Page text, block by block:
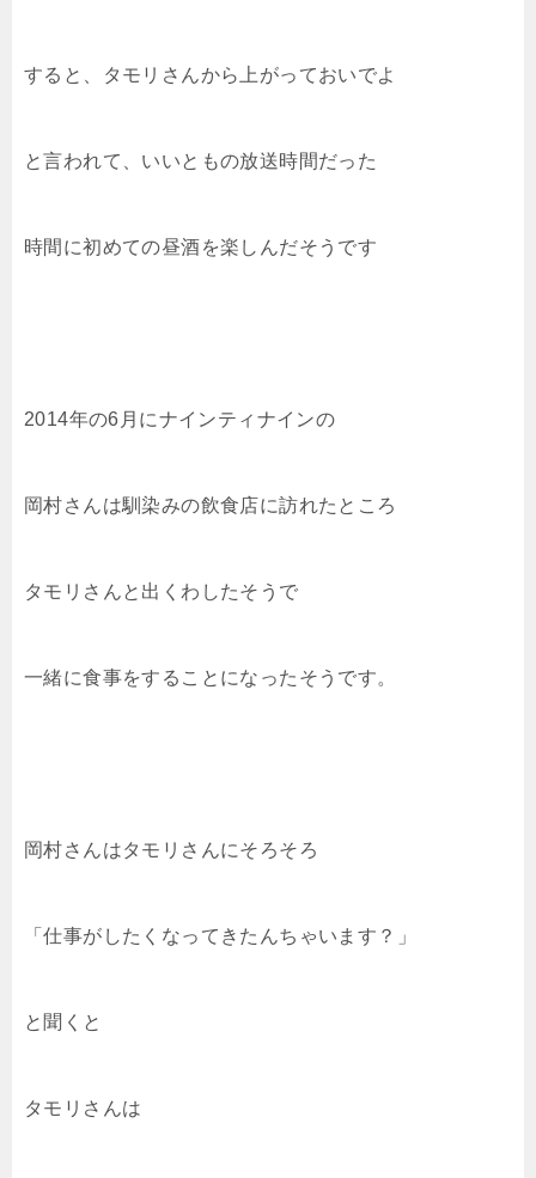
すると、タモリさんから上がっておいでよ
と言われて、いいともの放送時間だった
時間に初めての昼酒を楽しんだそうです
2014年の6月にナインティナインの
岡村さんは馴染みの飲食店に訪れたところ
タモリさんと出くわしたそうで
一緒に食事をすることになったそうです。
岡村さんはタモリさんにそろそろ
「仕事がしたくなってきたんちゃいます？」
と聞くと
タモリさんは